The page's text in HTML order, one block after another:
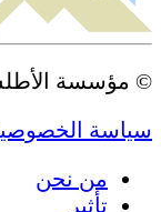
© مؤسسة الأطلس
سياسة
من نحن
تأثير